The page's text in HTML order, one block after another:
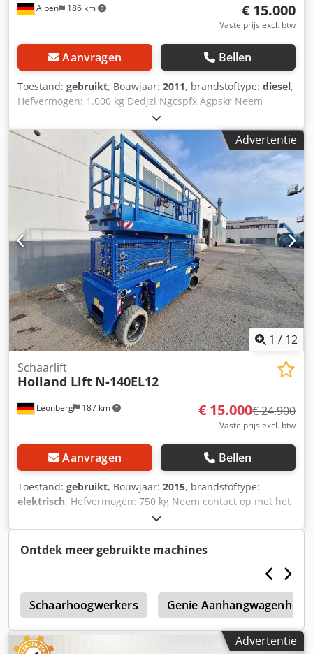
Alpen 186 km € 15.000
Vaste prijs excl. btw
Aanvragen Bellen
Toestand: gebruikt, Bouwjaar: 2011, brandstoftype: diesel,
Hefvermogen: 1.000 kg Dedjzi Ngcspfx Agpskr Neem
contact op met het gebruikte-machines-centrum voor meer
informatie.
Advertentie
1 / 12
Leonberg 187 km
Schaarlift
Holland Lift N-140EL12
€ 15.000€ 24.900
Vaste prijs excl. btw
Aanvragen Bellen
Toestand: gebruikt, Bouwjaar: 2015, brandstoftype:
elektrisch, Hefvermogen: 750 kg Neem contact op met het
gebruikte apparatuurcentrum voor meer informatie.
Dedpfx Agjzfkvdopjkr
Ontdek meer gebruikte machines
Schaarhoogwerkers Genie
Advertentie